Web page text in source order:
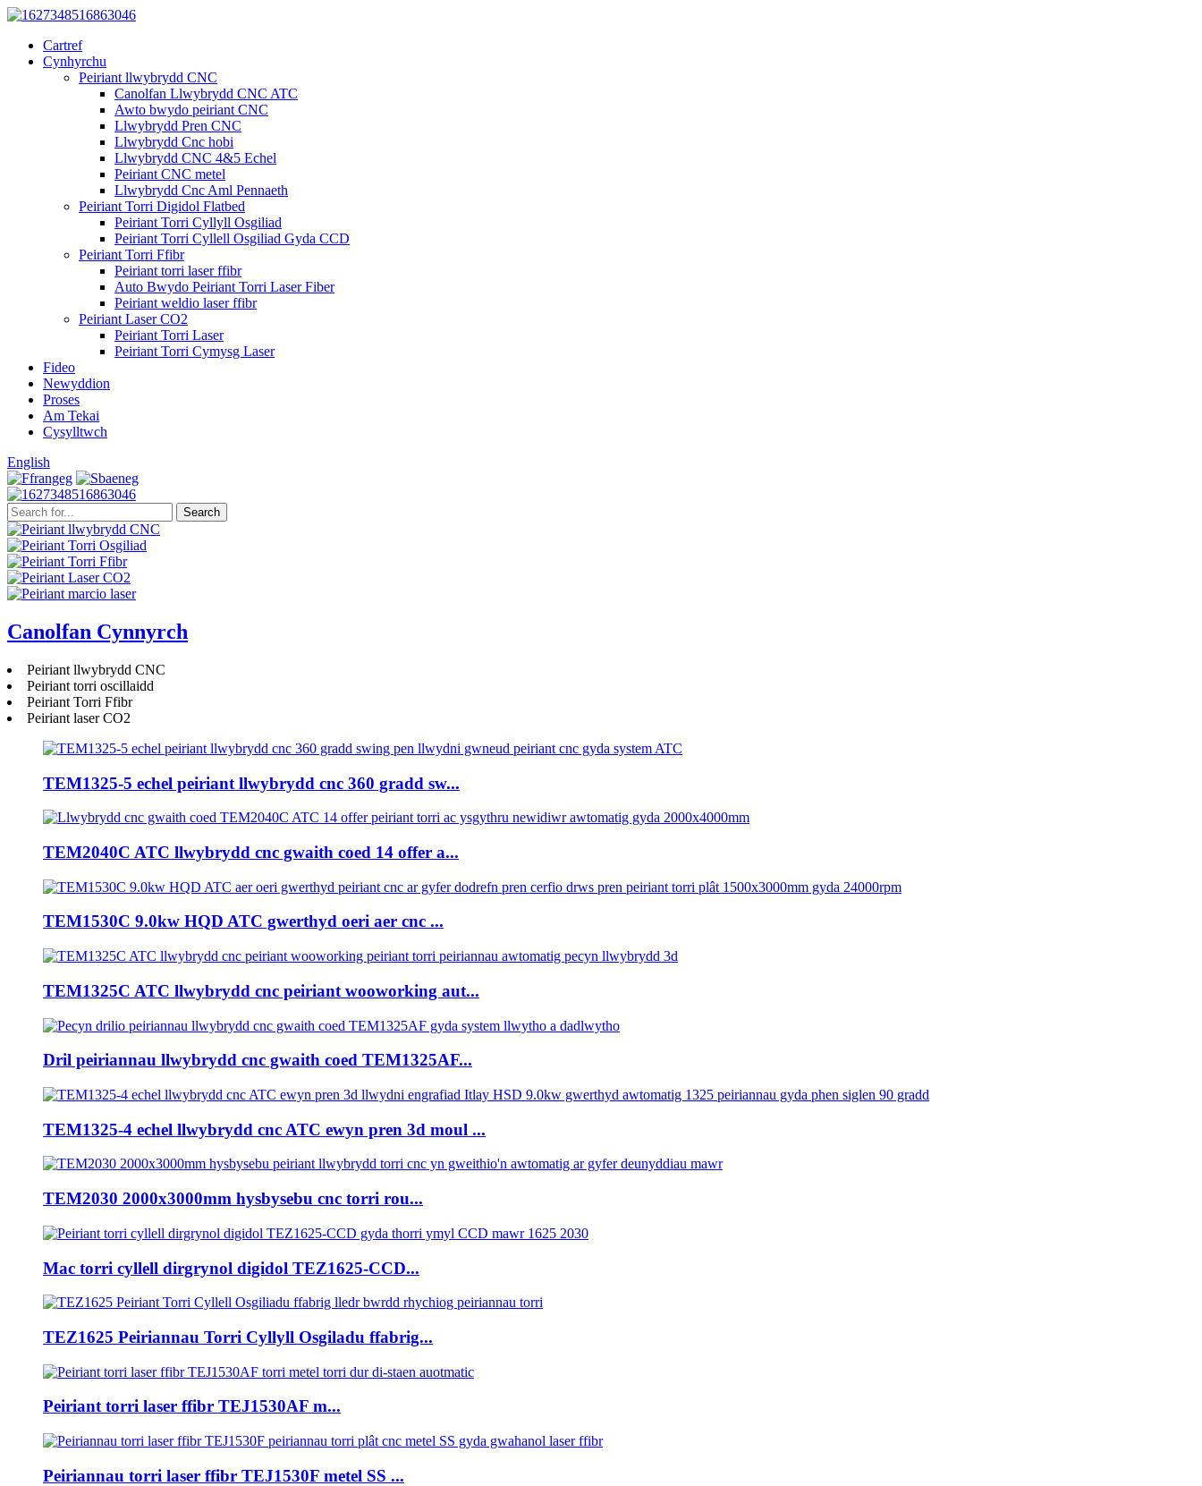
Cartref
Cynhyrchu
Peiriant llwybrydd CNC
Canolfan Llwybrydd CNC ATC
Awto bwydo peiriant CNC
Llwybrydd Pren CNC
Llwybrydd Cnc hobi
Llwybrydd CNC 4&5 Echel
Peiriant CNC metel
Llwybrydd Cnc Aml Pennaeth
Peiriant Torri Digidol Flatbed
Peiriant Torri Cyllyll Osgiliad
Peiriant Torri Cyllell Osgiliad Gyda CCD
Peiriant Torri Ffibr
Peiriant torri laser ffibr
Auto Bwydo Peiriant Torri Laser Fiber
Peiriant weldio laser ffibr
Peiriant Laser CO2
Peiriant Torri Laser
Peiriant Torri Cymysg Laser
Fideo
Newyddion
Proses
Am Tekai
Cysylltwch
English
Canolfan Cynnyrch
Peiriant llwybrydd CNC
Peiriant torri oscillaidd
Peiriant Torri Ffibr
Peiriant laser CO2
TEM1325-5 echel peiriant llwybrydd cnc 360 gradd sw...
TEM2040C ATC llwybrydd cnc gwaith coed 14 offer a...
TEM1530C 9.0kw HQD ATC gwerthyd oeri aer cnc ...
TEM1325C ATC llwybrydd cnc peiriant wooworking aut...
Dril peiriannau llwybrydd cnc gwaith coed TEM1325AF...
TEM1325-4 echel llwybrydd cnc ATC ewyn pren 3d moul ...
TEM2030 2000x3000mm hysbysebu cnc torri rou...
Mac torri cyllell dirgrynol digidol TEZ1625-CCD...
TEZ1625 Peiriannau Torri Cyllyll Osgiladu ffabrig...
Peiriant torri laser ffibr TEJ1530AF m...
Peiriannau torri laser ffibr TEJ1530F metel SS ...